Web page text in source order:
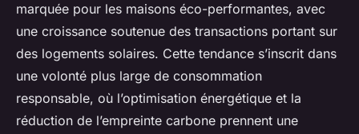
marquée pour les maisons éco-performantes, avec
une croissance soutenue des transactions portant sur
des logements solaires. Cette tendance s’inscrit dans
une volonté plus large de consommation
responsable, où l’optimisation énergétique et la
réduction de l’empreinte carbone prennent une